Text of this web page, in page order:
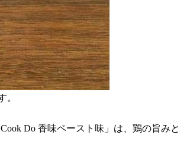
。
Do 香味ペースト味」は、鶏の旨みと